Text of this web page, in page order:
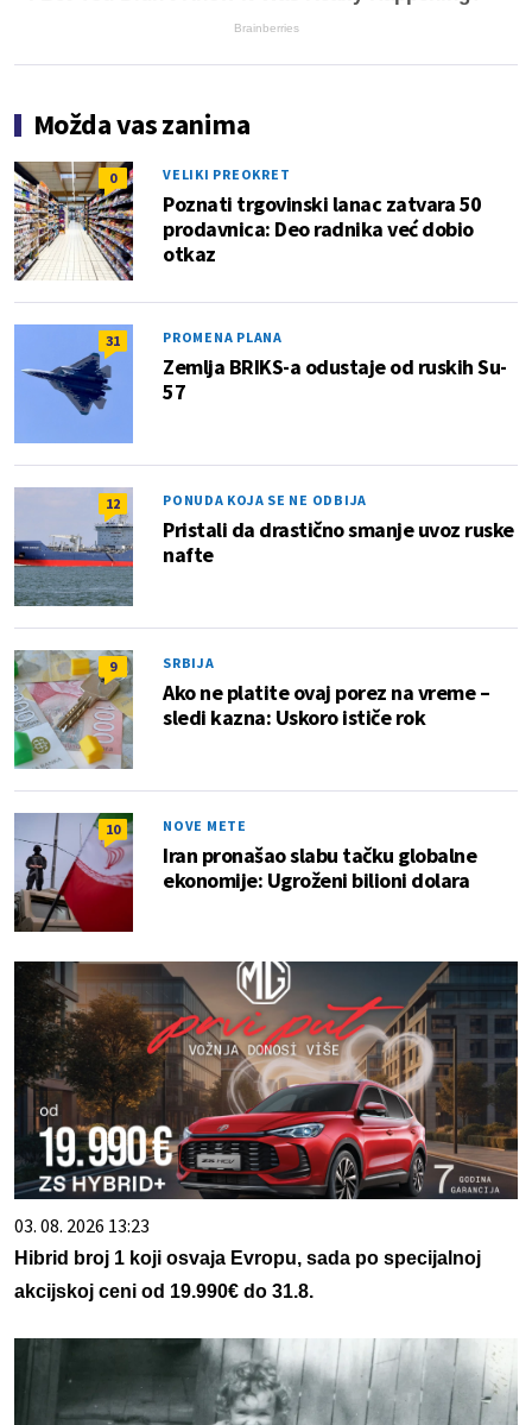
Brainberries
Možda vas zanima
0 VELIKI PREOKRET
Poznati trgovinski lanac zatvara 50
prodavnica: Deo radnika već dobio
otkaz
31 PROMENA PLANA
Zemlja BRIKS-a odustaje od ruskih Su-
57
12 PONUDA KOJA SE NE ODBIJA
Pristali da drastično smanje uvoz ruske
nafte
9 SRBIJA
Ako ne platite ovaj porez na vreme –
sledi kazna: Uskoro ističe rok
10 NOVE METE
Iran pronašao slabu tačku globalne
ekonomije: Ugroženi bilioni dolara
03. 08. 2026 13:23
Hibrid broj 1 koji osvaja Evropu, sada po specijalnoj
akcijskoj ceni od 19.990€ do 31.8.